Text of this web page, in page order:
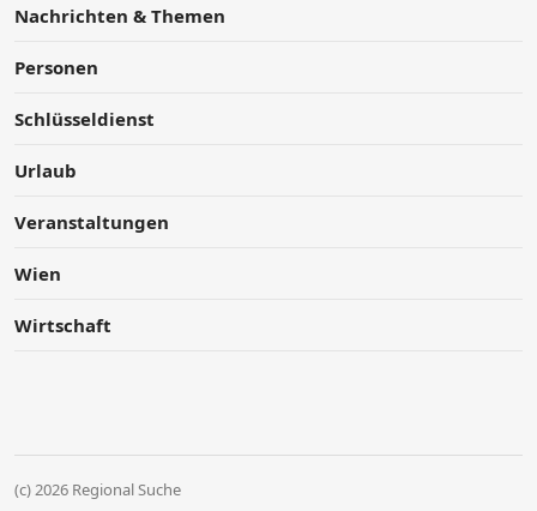
Nachrichten & Themen
Personen
Schlüsseldienst
Urlaub
Veranstaltungen
Wien
Wirtschaft
(c) 2026 Regional Suche